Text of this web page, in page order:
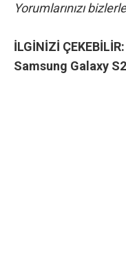
Yorumlarınızı
İLGİNİZİ ÇEKEBİLİR:
Samsung Galaxy